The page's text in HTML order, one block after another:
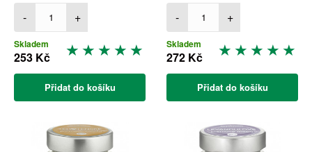
- +
Skladem
253 Kč
Přidat do košíku
- +
Skladem
272 Kč
Přidat do košíku